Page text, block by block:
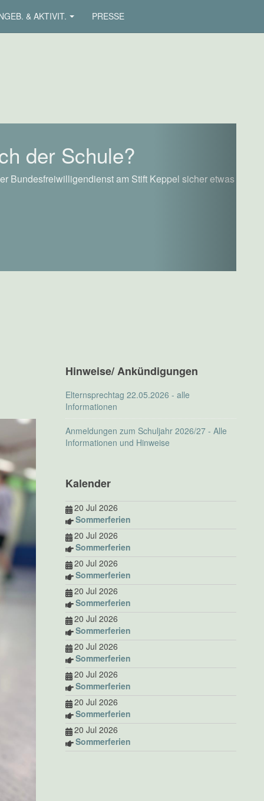
& AKTIVIT. PRESSE
der Schule?
Bundesfreiwilligendienst am Stift Keppel sicher etwas
Hinweise/ Ankündigungen
Elternsprechtag 22.05.2026 - alle
Informationen
Anmeldungen zum Schuljahr 2026/27 - Alle
Informationen und Hinweise
Kalender
20 Jul 2026
Sommerferien
20 Jul 2026
Sommerferien
20 Jul 2026
Sommerferien
20 Jul 2026
Sommerferien
20 Jul 2026
Sommerferien
20 Jul 2026
Sommerferien
20 Jul 2026
Sommerferien
20 Jul 2026
Sommerferien
20 Jul 2026
Sommerferien